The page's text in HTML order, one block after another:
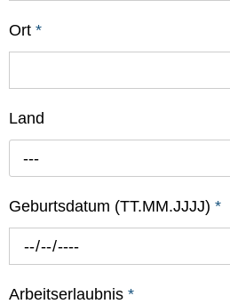
Ort *
Land
---
Geburtsdatum (TT.MM.JJJJ) *
Arbeitserlaubnis *